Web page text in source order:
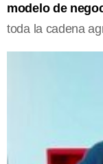
modelo de
toda la cadena